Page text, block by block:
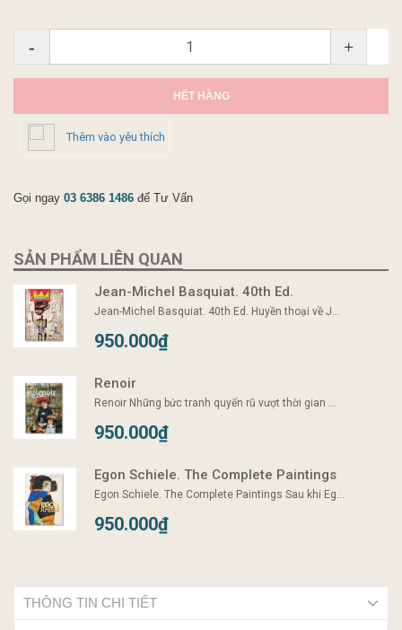
tận ngà...
- +
HẾT HÀNG
Thêm vào yêu thích
Gọi ngay 03 6386 1486 để Tư Vấn
SẢN PHẨM LIÊN QUAN
Jean-Michel Basquiat. 40th Ed.
Jean-Michel Basquiat. 40th Ed. Huyền thoại về J...
950.000₫
Renoir
Renoir Những bức tranh quyến rũ vượt thời gian ...
950.000₫
Egon Schiele. The Complete Paintings
Egon Schiele. The Complete Paintings Sau khi Eg...
950.000₫
THÔNG TIN CHI TIẾT